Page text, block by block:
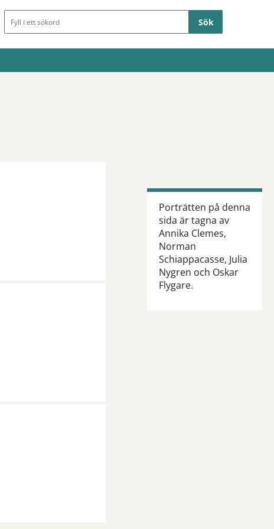
Sökfält
Porträtten på denna
sida är tagna av
Annika Clemes,
Norman
Schiappacasse, Julia
Nygren och Oskar
Flygare.